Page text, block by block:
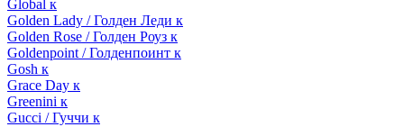
Global к
Golden Lady / Голден Леди к
Golden Rose / Голден Роуз к
Goldenpoint / Голденпоинт к
Gosh к
Grace Day к
Greenini к
Gucci / Гуччи к